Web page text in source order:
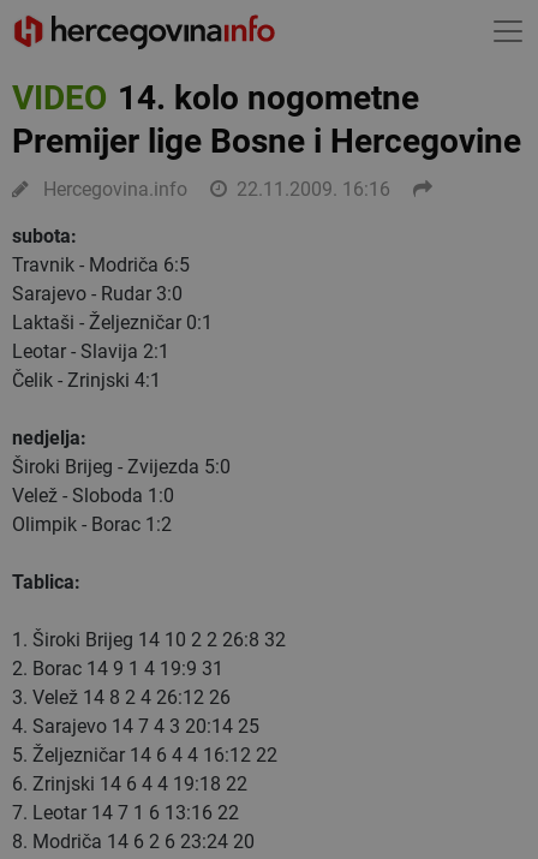
VIDEO14. kolo nogometne
Premijer lige Bosne i Hercegovine
Hercegovina.info 22.11.2009. 16:16
subota:
Travnik - Modriča 6:5
Sarajevo - Rudar 3:0
Laktaši - Željezničar 0:1
Leotar - Slavija 2:1
Čelik - Zrinjski 4:1
nedjelja:
Široki Brijeg - Zvijezda 5:0
Velež - Sloboda 1:0
Olimpik - Borac 1:2
Tablica:
1. Široki Brijeg 14 10 2 2 26:8 32
2. Borac 14 9 1 4 19:9 31
3. Velež 14 8 2 4 26:12 26
4. Sarajevo 14 7 4 3 20:14 25
5. Željezničar 14 6 4 4 16:12 22
6. Zrinjski 14 6 4 4 19:18 22
7. Leotar 14 7 1 6 13:16 22
8. Modriča 14 6 2 6 23:24 20